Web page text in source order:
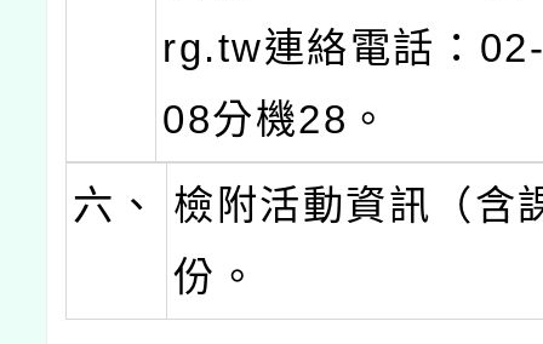
rg.tw連絡電話：
08分機28。
六、
檢附活動資訊（含
份。